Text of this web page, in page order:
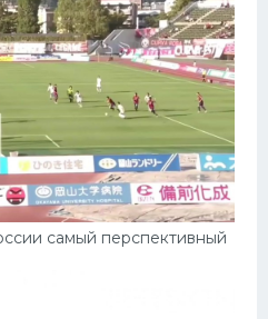
самый перспективный